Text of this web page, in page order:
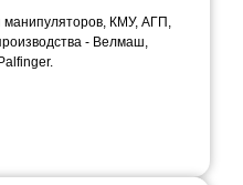
манипуляторов, КМУ, АГП,
- Велмаш,